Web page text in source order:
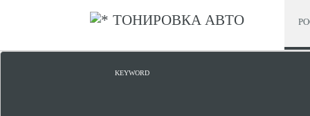
ТОНИРОВКА АВТО
KEYWORD